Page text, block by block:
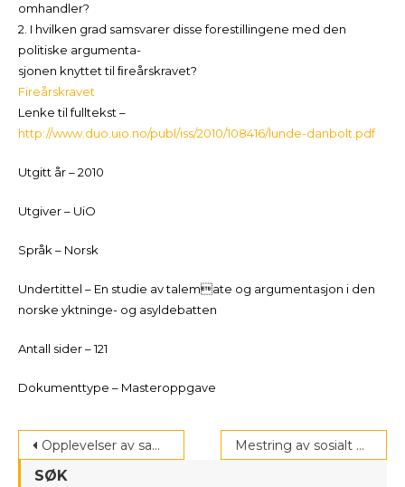
omhandler?
2. I hvilken grad samsvarer disse forestillingene med den
politiske argumenta-
sjonen knyttet til ﬁreårskravet?
Fireårskravet
Lenke til fulltekst –
http://www.duo.uio.no/publ/iss/2010/108416/lunde-danbolt.pdf
Utgitt år – 2010
Utgiver – UiO
Språk – Norsk
Undertittel – En studie av talemate og argumentasjon i den
norske yktninge- og asyldebatten
Antall sider – 121
Dokumenttype – Masteroppgave
Post
Opplevelser av samarbeidet med skolen Mestring av sosialt nettverk
SØK